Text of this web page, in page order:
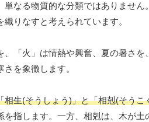
なる物質的な分類ではありませ
りなすと考えられています。
「火」は情熱や興奮、夏の暑さ
を象徴します。
相生(そうしょう)」と「相剋(そう
指します。一方、相剋は、木が